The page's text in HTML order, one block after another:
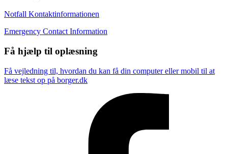
Notfall Kontaktinformationen
Emergency Contact Information
Få hjælp til oplæsning
Få vejledning til, hvordan du kan få din computer eller mobil til at
læse tekst op på borger.dk